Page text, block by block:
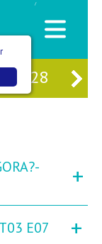
/
28
+
E07 +